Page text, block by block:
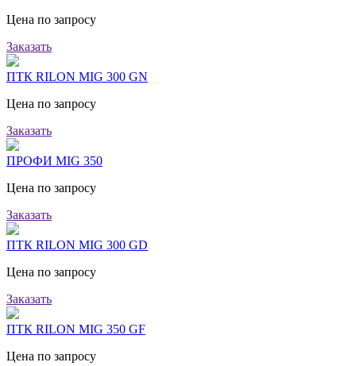
Цена по запросу
Заказать
ПТК RILON MIG 300 GN
Цена по запросу
Заказать
ПРОФИ MIG 350
Цена по запросу
Заказать
ПТК RILON MIG 300 GD
Цена по запросу
Заказать
ПТК RILON MIG 350 GF
Цена по запросу